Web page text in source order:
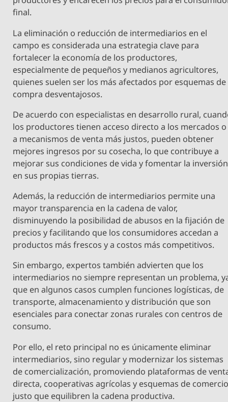
final.
La eliminación o reducción de intermediarios en el
campo es considerada una estrategia clave para
fortalecer la economía de los productores,
especialmente de pequeños y medianos agricultores,
quienes suelen ser los más afectados por esquemas de
compra desventajosos.
De acuerdo con especialistas en desarrollo rural,
los productores tienen acceso directo a los mercados o
a mecanismos de venta más justos, pueden obtener
mejores ingresos por su cosecha, lo que contribuye a
mejorar sus condiciones de vida y fomentar la inversión
en sus propias tierras.
Además, la reducción de intermediarios permite una
mayor transparencia en la cadena de valor,
disminuyendo la posibilidad de abusos en la fijación de
precios y facilitando que los consumidores accedan a
productos más frescos y a costos más competitivos.
Sin embargo, expertos también advierten que los
intermediarios no siempre representan un problema,
que en algunos casos cumplen funciones logísticas, de
transporte, almacenamiento y distribución que son
esenciales para conectar zonas rurales con centros de
consumo.
Por ello, el reto principal no es únicamente eliminar
intermediarios, sino regular y modernizar los sistemas
de comercialización, promoviendo plataformas de
directa, cooperativas agrícolas y esquemas de
justo que equilibren la cadena productiva.